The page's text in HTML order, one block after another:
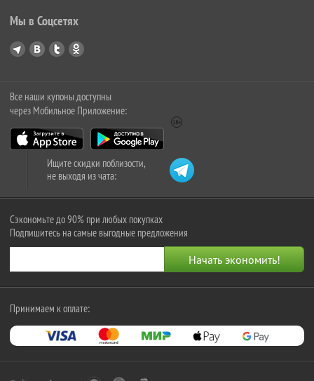
Мы в Соцсетях
Все наши купоны доступны
через Мобильное Приложение:
Ищите скидки поблизости,
не выходя из чата:
Сэкономьте до 90% при любых покупках
Подпишитесь на самые выгодные предложения
Принимаем к оплате: